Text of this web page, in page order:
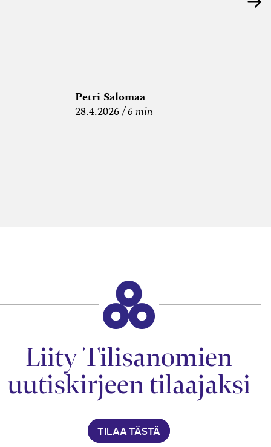
Petri Salomaa
28.4.2026 6 min
Liity Tilisanomien
uutiskirjeen tilaajaksi
TILAA TÄSTÄ